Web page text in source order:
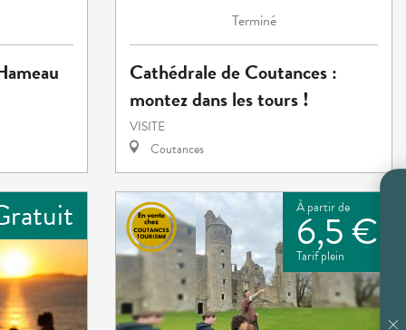
Terminé
Cathédrale de Coutances :
montez dans les tours !
VISITE
Coutances
À partir de
6,5 €
Tarif plein